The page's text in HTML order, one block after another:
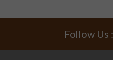
Follow Us :